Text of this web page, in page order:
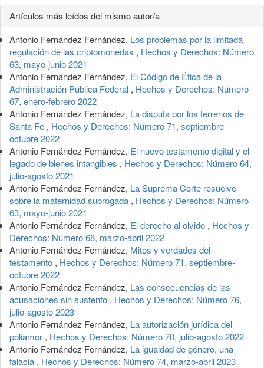
Detalles
del
artículo
Artículos más leídos del mismo autor/a
Antonio Fernández Fernández, Los problemas por la limitada
regulación de las criptomonedas , Hechos y Derechos: Número
63, mayo-junio 2021
Antonio Fernández Fernández, El Código de Ética de la
Administración Pública Federal , Hechos y Derechos: Número
67, enero-febrero 2022
Antonio Fernández Fernández, La disputa por los terrenos de
Santa Fe , Hechos y Derechos: Número 71, septiembre-
octubre 2022
Antonio Fernández Fernández, El nuevo testamento digital y el
legado de bienes intangibles , Hechos y Derechos: Número 64,
julio-agosto 2021
Antonio Fernández Fernández, La Suprema Corte resuelve
sobre la maternidad subrogada , Hechos y Derechos: Número
63, mayo-junio 2021
Antonio Fernández Fernández, El derecho al olvido , Hechos y
Derechos: Número 68, marzo-abril 2022
Antonio Fernández Fernández, Mitos y verdades del
testamento , Hechos y Derechos: Número 71, septiembre-
octubre 2022
Antonio Fernández Fernández, Las consecuencias de las
acusaciones sin sustento , Hechos y Derechos: Número 76,
julio-agosto 2023
Antonio Fernández Fernández, La autorización jurídica del
poliamor , Hechos y Derechos: Número 70, julio-agosto 2022
Antonio Fernández Fernández, La igualdad de género, una
falacia , Hechos y Derechos: Número 74, marzo-abril 2023